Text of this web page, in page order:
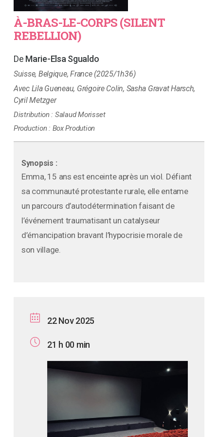
À-BRAS-LE-CORPS (SILENT
REBELLION)
Marie-Elsa Sgualdo
Suisse, Belgique, France (2025/1h36)
Lila Gueneau, Grégoire Colin, Sasha Gravat Harsch,
Cyril Metzger
Distribution : Salaud Morisset
Production : Box Prodution
Synopsis :
Emma, 15 ans est enceinte après un viol. Défiant
sa communauté protestante rurale, elle entame
un parcours d’autodétermination faisant de
l’événement traumatisant un catalyseur
d’émancipation bravant l’hypocrisie morale de
son village.
22 Nov 2025
21 h 00 min